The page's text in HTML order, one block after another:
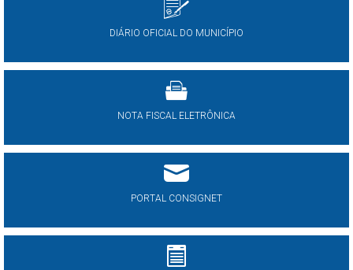
DIÁRIO OFICIAL DO MUNICÍPIO
NOTA FISCAL ELETRÔNICA
PORTAL CONSIGNET